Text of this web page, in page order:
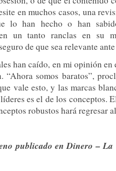
en muchos ca­sos, una
lo han hecho o han
un tanto ranclas en su
de que sea rele­vante
han caído, en mi opinión
somos baratos”,
vale esto, y las marcas
es el de los conceptos.
robustos hará regresar
publicado en Dinero –